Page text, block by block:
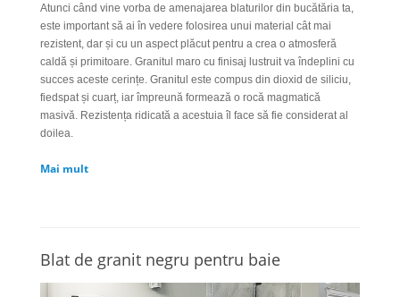
Atunci când vine vorba de amenajarea blaturilor din bucătăria ta,
este important să ai în vedere folosirea unui material cât mai
rezistent, dar și cu un aspect plăcut pentru a crea o atmosferă
caldă și primitoare. Granitul maro cu finisaj lustruit va îndeplini cu
succes aceste cerințe. Granitul este compus din dioxid de siliciu,
fiedspat și cuarț, iar împreună formează o rocă magmatică
masivă. Rezistența ridicată a acestuia îl face să fie considerat al
doilea.
Mai mult
Blat de granit negru pentru baie